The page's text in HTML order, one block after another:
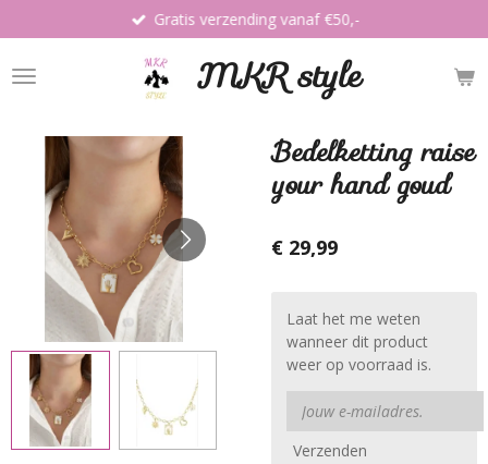
direct
naar
de
MKR style
Gratis verzending vanaf €50,-
Bedelketting raise
your hand goud
€ 29,99
Laat het me weten
wanneer dit product
weer op voorraad is.
Verzenden